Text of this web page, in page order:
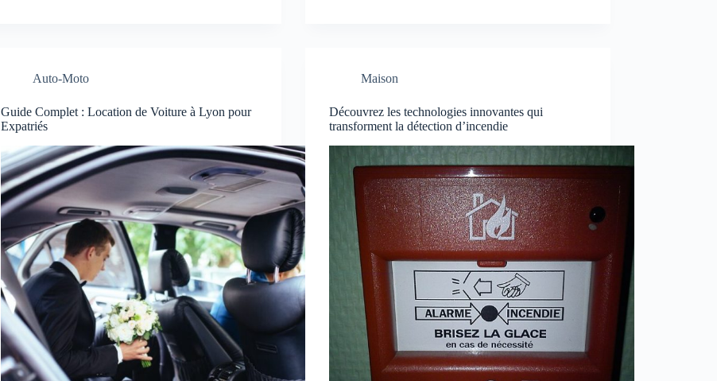
Auto-Moto
Guide Complet : Location de Voiture à Lyon pour
Expatriés
Maison
Découvrez les technologies innovantes qui
transforment la détection d’incendie